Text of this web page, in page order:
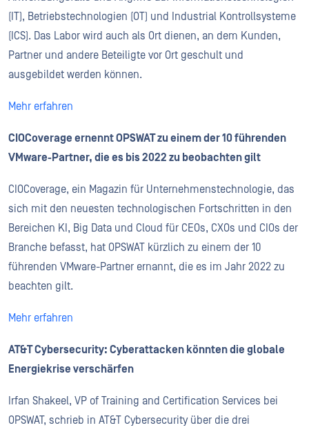
(IT), Betriebstechnologien (OT) und Industrial Kontrollsysteme
(ICS). Das Labor wird auch als Ort dienen, an dem Kunden,
Partner und andere Beteiligte vor Ort geschult und
ausgebildet werden können.
Mehr erfahren
CIOCoverage ernennt OPSWAT zu einem der 10 führenden
VMware-Partner, die es bis 2022 zu beobachten gilt
CIOCoverage, ein Magazin für Unternehmenstechnologie, das
sich mit den neuesten technologischen Fortschritten in den
Bereichen KI, Big Data und Cloud für CEOs, CXOs und CIOs der
Branche befasst, hat OPSWAT kürzlich zu einem der 10
führenden VMware-Partner ernannt, die es im Jahr 2022 zu
beachten gilt.
Mehr erfahren
AT&T Cybersecurity: Cyberattacken könnten die globale
Energiekrise verschärfen
Irfan Shakeel, VP of Training and Certification Services bei
OPSWAT, schrieb in AT&T Cybersecurity über die drei